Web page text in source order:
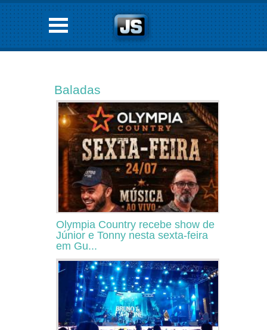
Baladas
Olympia Country recebe show de
Júnior e Tonny nesta sexta-feira
em Gu...